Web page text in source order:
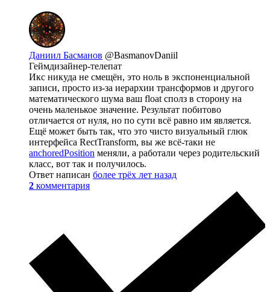
Даниил Басманов @BasmanovDaniil
Геймдизайнер-телепат
Икс никуда не смещён, это ноль в экспоненциальной
записи, просто из-за иерархии трансформов и другого
математического шума ваш float сполз в сторону на
очень маленькое значение. Результат побитово
отличается от нуля, но по сути всё равно им является.
Ещё может быть так, что это чисто визуальный глюк
интерфейса RectTransform, вы же всё-таки не
anchoredPosition меняли, а работали через родительский
класс, вот так и получилось.
Ответ написан более трёх лет назад
2 комментария